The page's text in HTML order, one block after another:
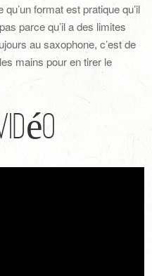
format est pratique qu’il
parce qu’il a des limites
au saxophone, c’est de
mains pour en tirer le